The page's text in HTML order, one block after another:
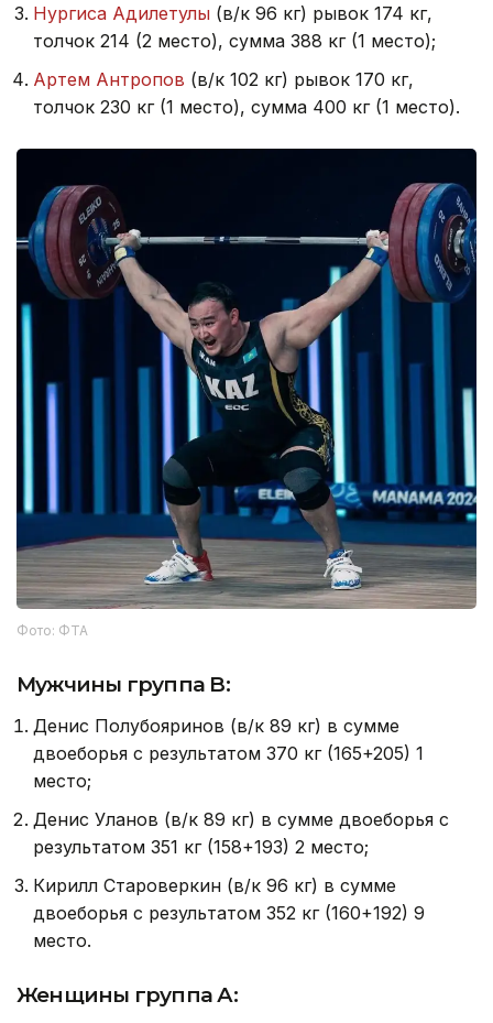
Нургиса Адилетулы (в/к 96 кг) рывок 174 кг,
толчок 214 (2 место), сумма 388 кг (1 место);
Артем Антропов (в/к 102 кг) рывок 170 кг,
толчок 230 кг (1 место), сумма 400 кг (1 место).
Фото: ФТА
Мужчины группа B:
Денис Полубояринов (в/к 89 кг) в сумме
двоеборья с результатом 370 кг (165+205) 1
место;
Денис Уланов (в/к 89 кг) в сумме двоеборья с
результатом 351 кг (158+193) 2 место;
Кирилл Староверкин (в/к 96 кг) в сумме
двоеборья с результатом 352 кг (160+192) 9
место.
Женщины группа А: